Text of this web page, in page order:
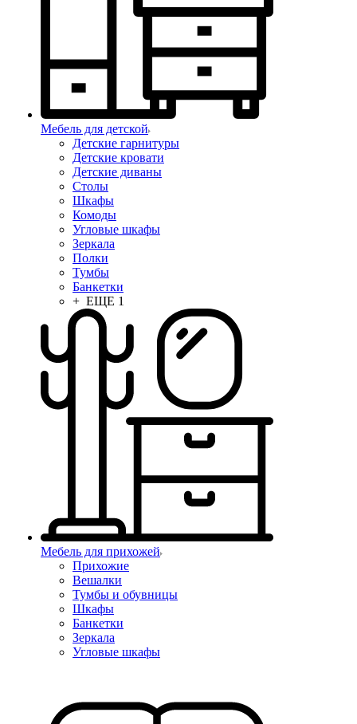
Мебель для детской
Детские гарнитуры
Детские кровати
Детские диваны
Столы
Шкафы
Комоды
Угловые шкафы
Зеркала
Полки
Тумбы
Банкетки
+ ЕЩЕ 1
Мебель для прихожей
Прихожие
Вешалки
Тумбы и обувницы
Шкафы
Банкетки
Зеркала
Угловые шкафы